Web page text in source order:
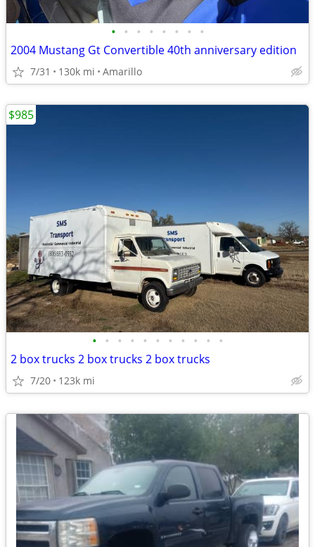
• • • • • • • •
2004 Mustang Gt Convertible 40th anniversary edition
7/31 130k mi Amarillo
• • • • • • • • • • •
2 box trucks 2 box trucks 2 box trucks
7/20 123k mi
$985